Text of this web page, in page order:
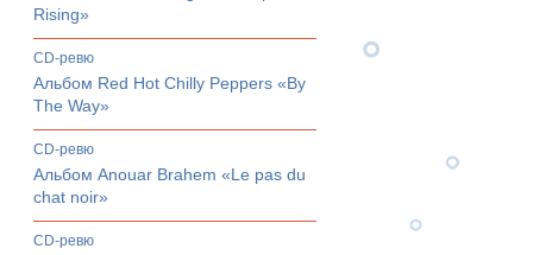
Rising»
CD-ревю
Альбом Red Hot Chilly Peppers «By
The Way»
CD-ревю
Альбом Anouar Brahem «Le pas du
chat noir»
CD-ревю